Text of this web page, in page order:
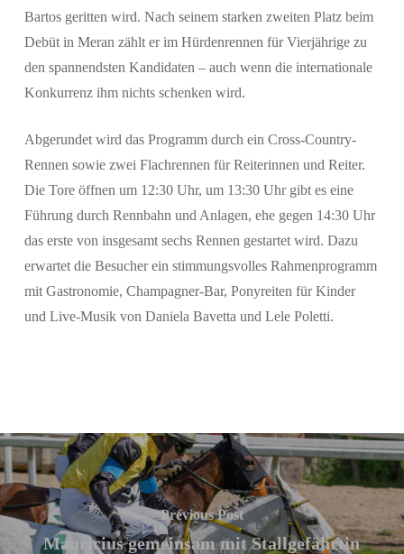
Bartos geritten wird. Nach seinem starken zweiten Platz beim
Debüt in Meran zählt er im Hürdenrennen für Vierjährige zu
den spannendsten Kandidaten – auch wenn die internationale
Konkurrenz ihm nichts schenken wird.
Abgerundet wird das Programm durch ein Cross-Country-
Rennen sowie zwei Flachrennen für Reiterinnen und Reiter.
Die Tore öffnen um 12:30 Uhr, um 13:30 Uhr gibt es eine
Führung durch Rennbahn und Anlagen, ehe gegen 14:30 Uhr
das erste von insgesamt sechs Rennen gestartet wird. Dazu
erwartet die Besucher ein stimmungsvolles Rahmenprogramm
mit Gastronomie, Champagner-Bar, Ponyreiten für Kinder
und Live-Musik von Daniela Bavetta und Lele Poletti.
Previous Post
Mauricius gemeinsam mit Stallgefährtin